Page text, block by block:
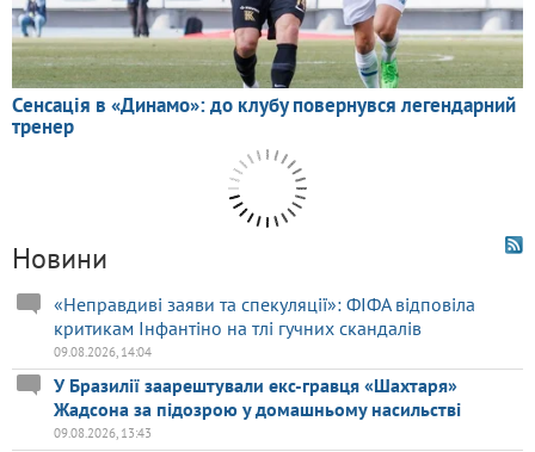
Новини
«Неправдиві заяви та спекуляції»: ФІФА відповіла
критикам Інфантіно на тлі гучних скандалів
09.08.2026, 14:04
У Бразилії заарештували екс-гравця «Шахтаря»
Жадсона за підозрою у домашньому насильстві
09.08.2026, 13:43